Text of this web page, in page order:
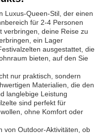
Luxus-Queen-Stil, der einen
für 2-4 Personen
verbringen, deine Reise zu
ein Lager
ausgestattet, die
bieten, auf den Sie
nur praktisch, sondern
Materialien, die den
langlebige Leistung
sind perfekt für
ohne Komfort oder
von Outdoor-Aktivitäten, ob